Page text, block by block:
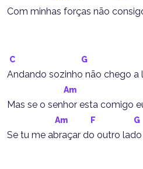
Com minhas forças não
C G
Andando sozinho não chego a
Am
Mas se o senhor esta comigo
Am F G
Se tu me abraçar do outro